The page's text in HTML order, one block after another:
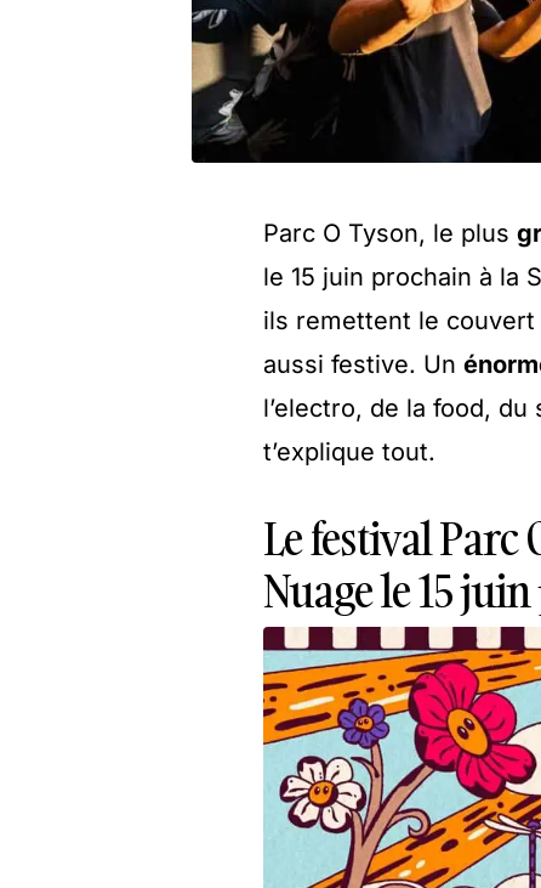
Parc O Tyson, le plus
le 15 juin prochain à la
ils remettent le couvert
aussi festive. Un
l’electro, de la food,
t’explique tout.
Le festival Parc
Nuage le 15